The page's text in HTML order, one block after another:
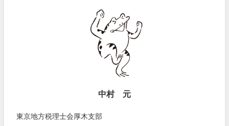
中村 元
東京地方税理士会厚木支部